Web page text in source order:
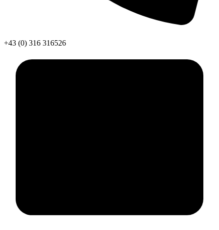
+43 (0) 316 316526